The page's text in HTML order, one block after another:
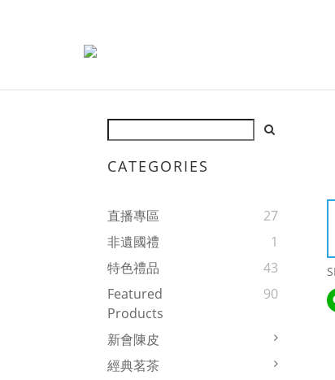
CATEGORIES
直播專區
27
非遺國禮
1
特色禮品
43
Featured
Products
90
新會陳皮
經典茗茶